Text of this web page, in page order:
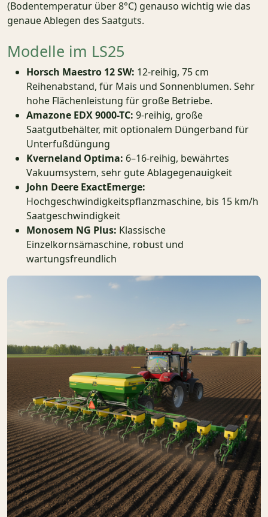
(Bodentemperatur über 8°C) genauso wichtig wie das
genaue Ablegen des Saatguts.
Modelle im LS25
Horsch Maestro 12 SW: 12-reihig, 75 cm
Reihenabstand, für Mais und Sonnenblumen. Sehr
hohe Flächenleistung für große Betriebe.
Amazone EDX 9000-TC: 9-reihig, große
Saatgutbehälter, mit optionalem Düngerband für
Unterfußdüngung
Kverneland Optima: 6–16-reihig, bewährtes
Vakuumsystem, sehr gute Ablagegenauigkeit
John Deere ExactEmerge:
Hochgeschwindigkeitspflanzmaschine, bis 15 km/h
Saatgeschwindigkeit
Monosem NG Plus: Klassische
Einzelkornsämaschine, robust und
wartungsfreundlich